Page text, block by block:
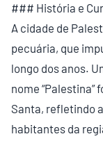
### História e
A cidade de
pecuária, que
longo dos anos.
nome “Palestina”
Santa, refletindo
habitantes da